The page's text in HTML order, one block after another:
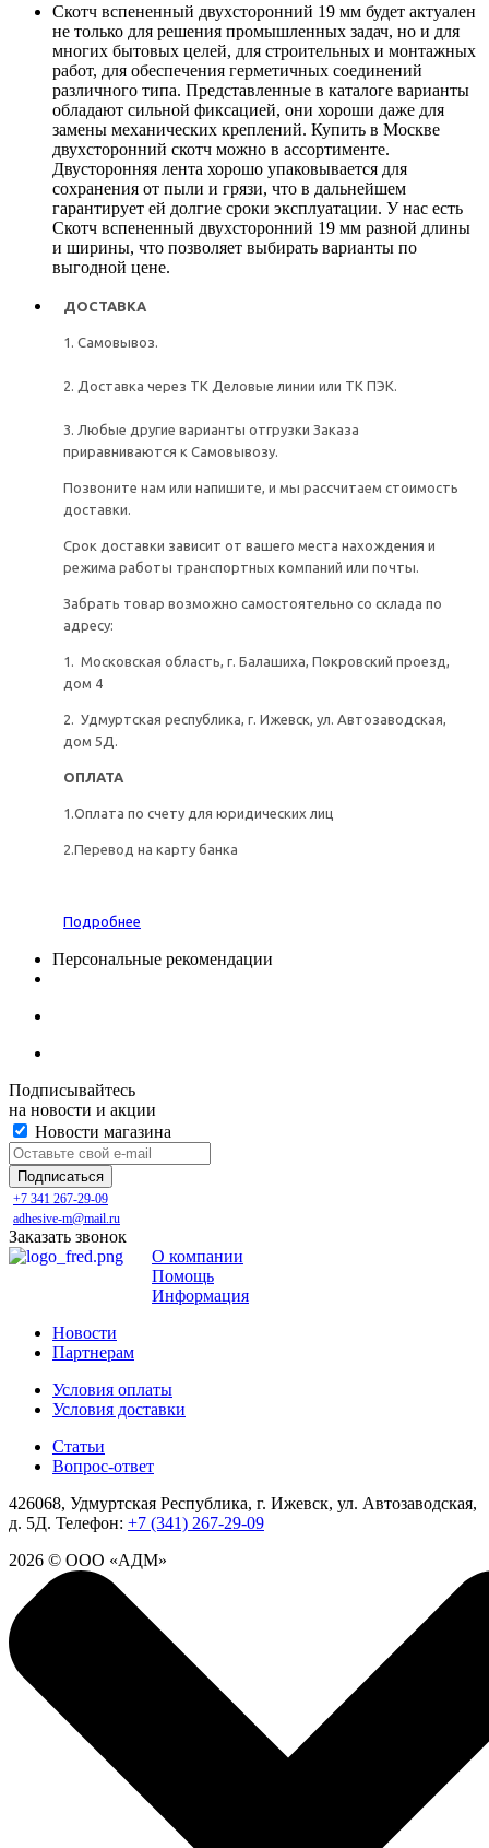
Скотч вспененный двухсторонний 19 мм будет актуален
не только для решения промышленных задач, но и для
многих бытовых целей, для строительных и монтажных
работ, для обеспечения герметичных соединений
различного типа. Представленные в каталоге варианты
обладают сильной фиксацией, они хороши даже для
замены механических креплений. Купить в Москве
двухсторонний скотч можно в ассортименте.
Двусторонняя лента хорошо упаковывается для
сохранения от пыли и грязи, что в дальнейшем
гарантирует ей долгие сроки эксплуатации. У нас есть
Скотч вспененный двухсторонний 19 мм разной длины
и ширины, что позволяет выбирать варианты по
выгодной цене.
ДОСТАВКА
1. Самовывоз.
2. Доставка через ТК Деловые линии или ТК ПЭК.
3. Любые другие варианты отгрузки Заказа
приравниваются к Самовывозу.
Позвоните нам или напишите, и мы рассчитаем стоимость
доставки.
Срок доставки зависит от вашего места нахождения и
режима работы транспортных компаний или почты.
Забрать товар возможно самостоятельно со склада по
адресу:
1. Московская область, г. Балашиха, Покровский проезд,
дом 4
2. Удмуртская республика, г. Ижевск, ул. Автозаводская,
дом 5Д.
ОПЛАТА
1.Оплата по счету для юридических лиц
2.Перевод на карту банка
Подробнее
Персональные рекомендации
Подписывайтесь
на новости и акции
Новости магазина
+7 341 267-29-09
adhesive-m@mail.ru
Заказать звонок
О компании
Помощь
Информация
Новости
Партнерам
Условия оплаты
Условия доставки
Статьи
Вопрос-ответ
426068, Удмуртская Республика, г. Ижевск, ул. Автозаводская,
д. 5Д. Телефон: +7 (341) 267-29-09
2026 © ООО «АДМ»